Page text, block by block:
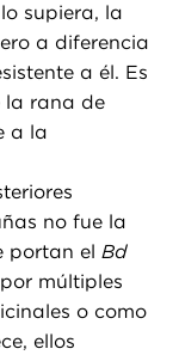
supiera, la
a diferencia
a él. Es
la rana de
a la
no fue la
portan elBd
múltiples
o como
ellos